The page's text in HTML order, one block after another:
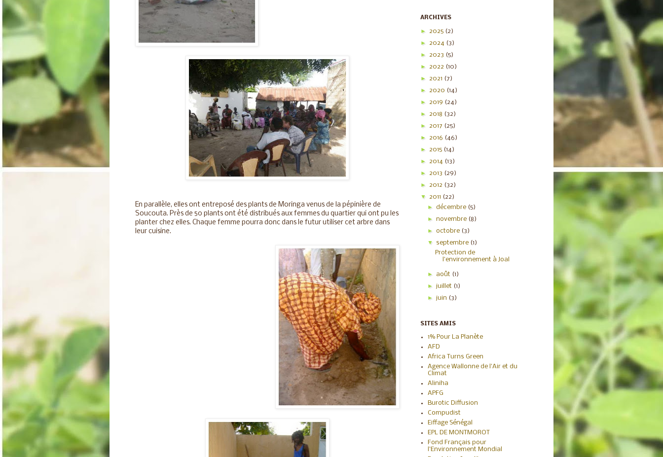
En parallèle, elles ont entreposé des plants de Moringa venus de la pépinière de
Soucouta. Près de 50 plants ont été distribués aux femmes du quartier qui ont pu les
planter chez elles. Chaque femme pourra donc dans le futur utiliser cet arbre dans
leur cuisine.
ARCHIVES
► 2025 (2)
► 2024 (3)
► 2023 (5)
► 2022 (10)
► 2021 (7)
► 2020 (14)
► 2019 (24)
► 2018 (32)
► 2017 (25)
► 2016 (46)
► 2015 (14)
► 2014 (13)
► 2013 (29)
► 2012 (32)
▼ 2011 (22)
► décembre (5)
►novembre (8)
►octobre (3)
▼ septembre (1)
Protection de
l'environnement à Joal
► août (1)
►juillet (1)
►juin (3)
SITES AMIS
1% Pour La Planète
AFD
Africa Turns Green
Agence Wallonne de l'Air et du
Climat
Aliniha
APFG
Burotic Diffusion
Compudist
Eiffage Sénégal
EPL DE MONTMOROT
Fond Français pour
l'Environnement Mondial